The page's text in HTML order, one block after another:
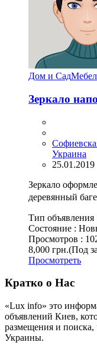
Дом и Сад
Зеркало
Украина
25.01.2019
Зеркало
деревянный
Тип объявления
Состояние :
Просмотров :
8,000 грн.(Под
Просмотреть
Кратко о Нас
«Lux info» это
объявлений Киев,
размещения и
Украины.